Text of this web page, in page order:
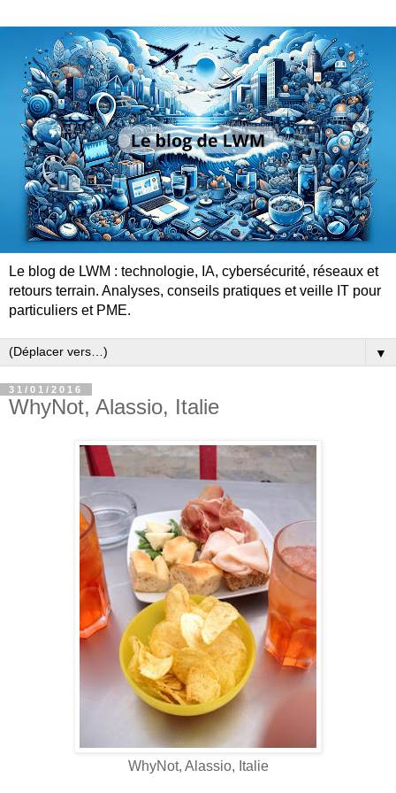
Le blog de LWM : technologie, IA, cybersécurité, réseaux et
retours terrain. Analyses, conseils pratiques et veille IT pour
particuliers et PME.
▼
31/01/2016
WhyNot, Alassio, Italie
WhyNot, Alassio, Italie